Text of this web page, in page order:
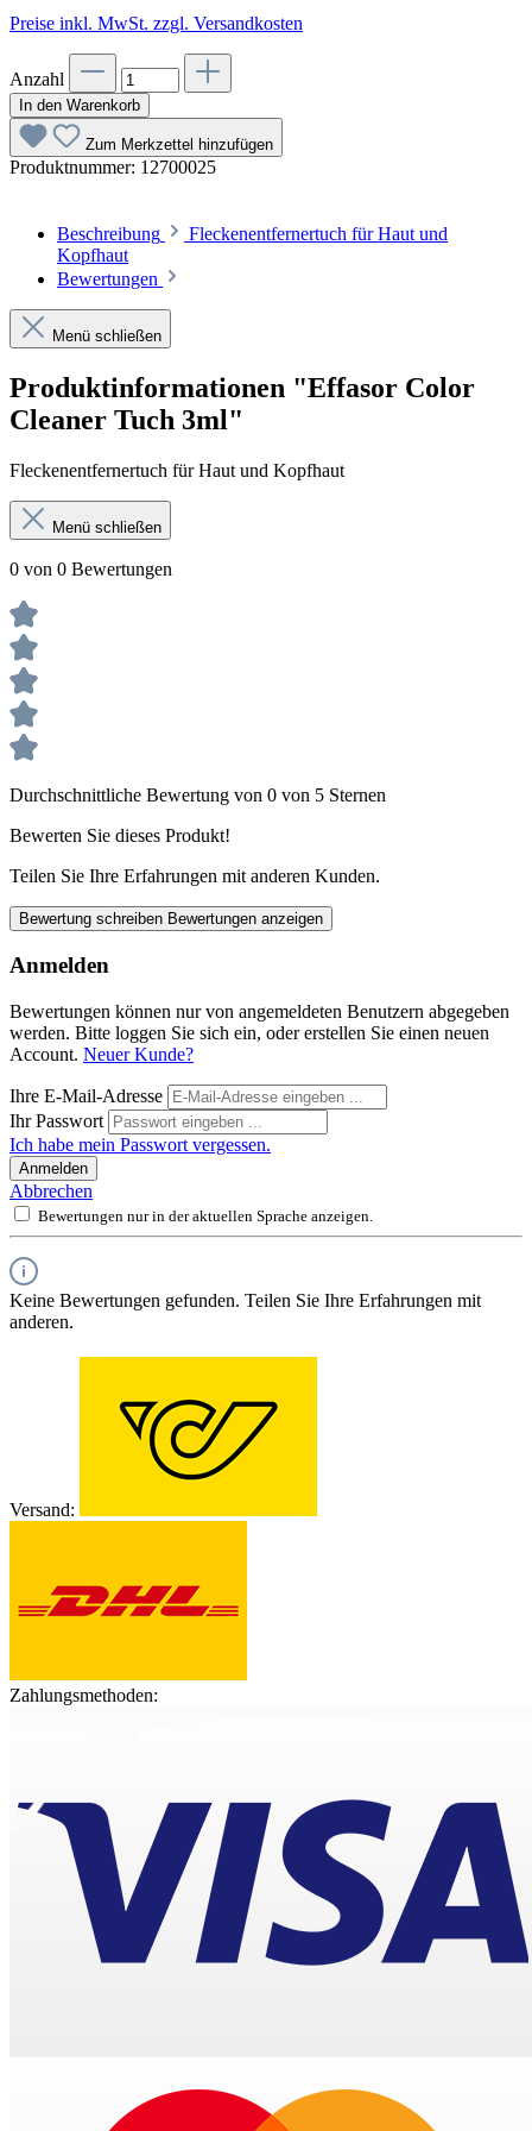
Preise inkl. MwSt. zzgl. Versandkosten
Anzahl
In den Warenkorb
Zum Merkzettel hinzufügen
Produktnummer: 12700025
Beschreibung
Fleckenentfernertuch für Haut und
Kopfhaut
Bewertungen
Menü schließen
Produktinformationen "Effasor Color
Cleaner Tuch 3ml"
Fleckenentfernertuch für Haut und Kopfhaut
Menü schließen
0 von 0 Bewertungen
Durchschnittliche Bewertung von 0 von 5 Sternen
Bewerten Sie dieses Produkt!
Teilen Sie Ihre Erfahrungen mit anderen Kunden.
Bewertung schreiben Bewertungen anzeigen
Anmelden
Bewertungen können nur von angemeldeten Benutzern abgegeben
werden. Bitte loggen Sie sich ein, oder erstellen Sie einen neuen
Account. Neuer Kunde?
Ihre E-Mail-Adresse
Ihr Passwort
Ich habe mein Passwort vergessen.
Anmelden
Abbrechen
Bewertungen nur in der aktuellen Sprache anzeigen.
Keine Bewertungen gefunden. Teilen Sie Ihre Erfahrungen mit
anderen.
Versand:
Zahlungsmethoden: